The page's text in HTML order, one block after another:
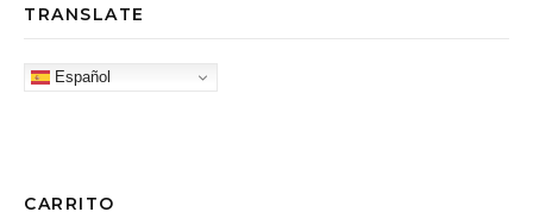
TRANSLATE
Español
CARRITO